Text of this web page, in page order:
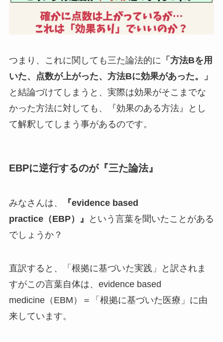
つまり、これに関しても三た論法的に 「方法Bを用
いた、点数が上がった、方法Bに効果があった。」
と結論づけてしまうと、実際は効果がそこまでな
かった方法に対しても、『効果のある方法』とし
て解釈してしまう事があるのです。
EBPに逆行するのが『三た論法』
みなさんは、
『evidence based
practice（EBP）』
という言葉を聞いたことがある
でしょうか？
直訳すると、「根拠に基づいた実践」と訳されま
すがこの言葉自体は、evidence based
medicine（EBM）＝「根拠に基づいた医療」に由
来しています。